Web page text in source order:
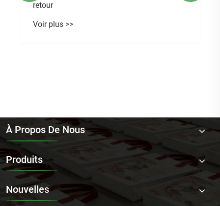
retour
Voir plus >>
À Propos De Nous
Produits
Nouvelles